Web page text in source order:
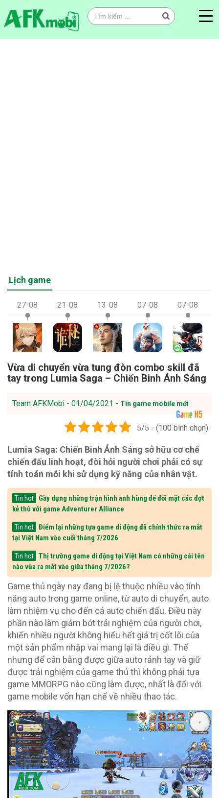
Lịch game
27-08 21-08 13-08 07-08 07-08
Vừa di chuyển vừa tung đòn combo skill đã
tay trong Lumia Saga – Chiến Binh Ánh Sáng
Team AFKMobi - 01/04/2021 - Tin game mobile mới
5/5 - (100 bình chọn)
Lumia Saga: Chiến Binh Ánh Sáng sở hữu cơ chế
chiến đấu linh hoạt, đòi hỏi người chơi phải có sự
tính toán mỗi khi sử dụng kỹ năng của nhân vật.
Tin hot
Gầy dựng những trận hình anh hùng để đối mặt các đợt
kẻ thù với game Adventurer Alliance
Tin hot
Điểm lại những tựa game di động đã chính thức ra mắt
tại Việt Nam vào cuối tháng 7/2026
Tin hot
Thị trường game di động tại Việt Nam có những cái tên
nào vừa ra mắt vào giữa tháng 7/2026?
Game thủ ngày nay đang bị lệ thuộc nhiều vào tính
năng auto trong game online, từ auto di chuyển, auto
làm nhiệm vụ cho đến cả auto chiến đấu. Điều này
phần nào làm giảm bớt trải nghiệm của người chơi,
khiến nhiều người không hiểu hết giá trị cốt lõi của
một sản phẩm nhập vai mang lại là điều gì. Thế
nhưng để cân bằng được giữa auto rảnh tay và giữ
được trải nghiệm của game thủ thì không phải tựa
game MMORPG nào cũng làm được, nhất là đối với
game mobile vốn hạn chế về nhiều thao tác.